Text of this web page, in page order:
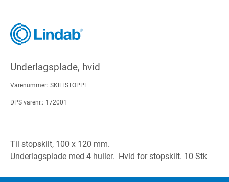
Underlagsplade, hvid
Varenummer: SKILTSTOPPL
DPS varenr.: 172001
Til stopskilt, 100 x 120 mm.
Underlagsplade med 4 huller. Hvid for stopskilt. 10 Stk